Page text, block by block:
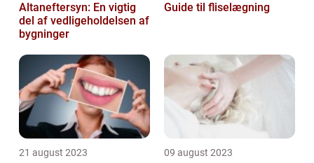
Altaneftersyn: En vigtig
del af vedligeholdelsen af
bygninger
Guide til fliselægning
21 august 2023 09 august 2023